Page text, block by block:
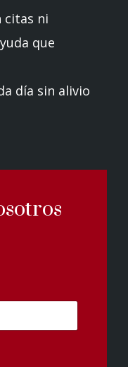
citas ni
que
día sin alivio